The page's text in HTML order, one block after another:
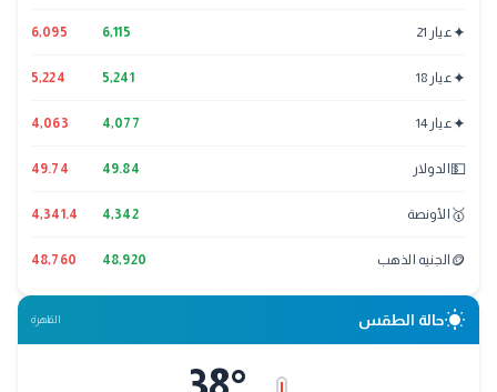
✦عيار 21 6,115
6,095
✦عيار 18 5,241
5,224
✦عيار 14 4,077
4,063
💵 الدولار 49.84
49.74
🥇 الأونصة 4,342
4,341.4
🪙 الجنيه الذهب 48,920
48,760
wb_sunnyحالة الطقس القاهرة